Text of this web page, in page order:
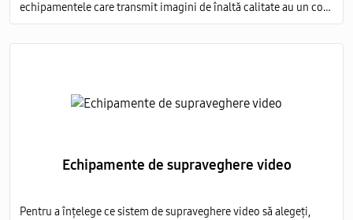
echipamentele care transmit imagini de înaltă calitate au un cost
foarte ridicat, iar modelele ieftine nu sunt capabile să ofere o
Echipamente de supraveghere video
Pentru a înțelege ce sistem de supraveghere video să alegeți,